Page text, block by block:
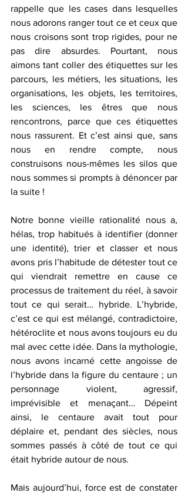
rappelle que les cases dans lesquelles
nous adorons ranger tout ce et ceux que
nous croisons sont trop rigides, pour ne
pas dire absurdes. Pourtant, nous
aimons tant coller des étiquettes sur les
parcours, les métiers, les situations, les
organisations, les objets, les territoires,
les sciences, les êtres que nous
rencontrons, parce que ces étiquettes
nous rassurent. Et c’est ainsi que, sans
nous en rendre compte, nous
construisons nous-mêmes les silos que
nous sommes si prompts à dénoncer par
la suite !
Notre bonne vieille rationalité nous a,
hélas, trop habitués à identifier (donner
une identité), trier et classer et nous
avons pris l’habitude de détester tout ce
qui viendrait remettre en cause ce
processus de traitement du réel, à savoir
tout ce qui serait… hybride. L’hybride,
c’est ce qui est mélangé, contradictoire,
hétéroclite et nous avons toujours eu du
mal avec cette idée. Dans la mythologie,
nous avons incarné cette angoisse de
l’hybride dans la figure du centaure ; un
personnage violent, agressif,
imprévisible et menaçant… Dépeint
ainsi, le centaure avait tout pour
déplaire et, pendant des siècles, nous
sommes passés à côté de tout ce qui
était hybride autour de nous.
Mais aujourd’hui, force est de constater